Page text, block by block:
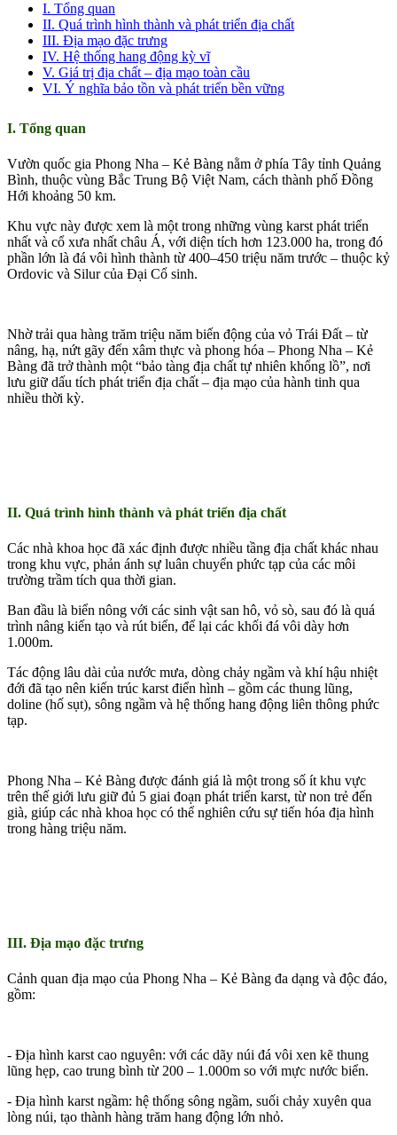
I. Tổng quan
II. Quá trình hình thành và phát triển địa chất
III. Địa mạo đặc trưng
IV. Hệ thống hang động kỳ vĩ
V. Giá trị địa chất – địa mạo toàn cầu
VI. Ý nghĩa bảo tồn và phát triển bền vững
I. Tổng quan
Vườn quốc gia Phong Nha – Kẻ Bàng nằm ở phía Tây tỉnh Quảng
Bình, thuộc vùng Bắc Trung Bộ Việt Nam, cách thành phố Đồng
Hới khoảng 50 km.
Khu vực này được xem là một trong những vùng karst phát triển
nhất và cổ xưa nhất châu Á, với diện tích hơn 123.000 ha, trong đó
phần lớn là đá vôi hình thành từ 400–450 triệu năm trước – thuộc kỷ
Ordovic và Silur của Đại Cổ sinh.
Nhờ trải qua hàng trăm triệu năm biến động của vỏ Trái Đất – từ
nâng, hạ, nứt gãy đến xâm thực và phong hóa – Phong Nha – Kẻ
Bàng đã trở thành một “bảo tàng địa chất tự nhiên khổng lồ”, nơi
lưu giữ dấu tích phát triển địa chất – địa mạo của hành tinh qua
nhiều thời kỳ.
II. Quá trình hình thành và phát triển địa chất
Các nhà khoa học đã xác định được nhiều tầng địa chất khác nhau
trong khu vực, phản ánh sự luân chuyển phức tạp của các môi
trường trầm tích qua thời gian.
Ban đầu là biển nông với các sinh vật san hô, vỏ sò, sau đó là quá
trình nâng kiến tạo và rút biển, để lại các khối đá vôi dày hơn
1.000m.
Tác động lâu dài của nước mưa, dòng chảy ngầm và khí hậu nhiệt
đới đã tạo nên kiến trúc karst điển hình – gồm các thung lũng,
doline (hố sụt), sông ngầm và hệ thống hang động liên thông phức
tạp.
Phong Nha – Kẻ Bàng được đánh giá là một trong số ít khu vực
trên thế giới lưu giữ đủ 5 giai đoạn phát triển karst, từ non trẻ đến
già, giúp các nhà khoa học có thể nghiên cứu sự tiến hóa địa hình
trong hàng triệu năm.
III. Địa mạo đặc trưng
Cảnh quan địa mạo của Phong Nha – Kẻ Bàng đa dạng và độc đáo,
gồm:
- Địa hình karst cao nguyên: với các dãy núi đá vôi xen kẽ thung
lũng hẹp, cao trung bình từ 200 – 1.000m so với mực nước biển.
- Địa hình karst ngầm: hệ thống sông ngầm, suối chảy xuyên qua
lòng núi, tạo thành hàng trăm hang động lớn nhỏ.